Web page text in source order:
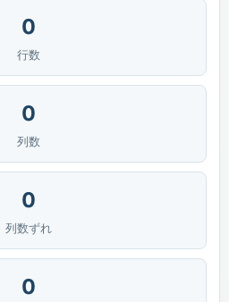
0
行数
0
列数
0
列数ずれ
0